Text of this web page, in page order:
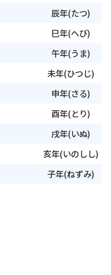
辰年(たつ)
巳年(へび)
午年(うま)
未年(ひつじ)
申年(さる)
酉年(とり)
戌年(いぬ)
亥年(いのしし)
子年(ねずみ)